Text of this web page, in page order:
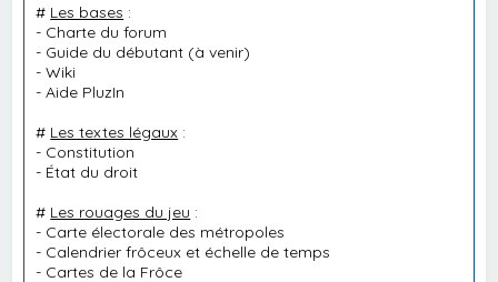
# Les bases :
- Charte du forum
- Guide du débutant (à venir)
-Wiki
-Aide PluzIn
# Les textes légaux :
- Constitution
- État du droit
# Les rouages du jeu :
- Carte électorale des métropoles
- Calendrier frôceux et échelle de temps
- Cartes de la Frôce